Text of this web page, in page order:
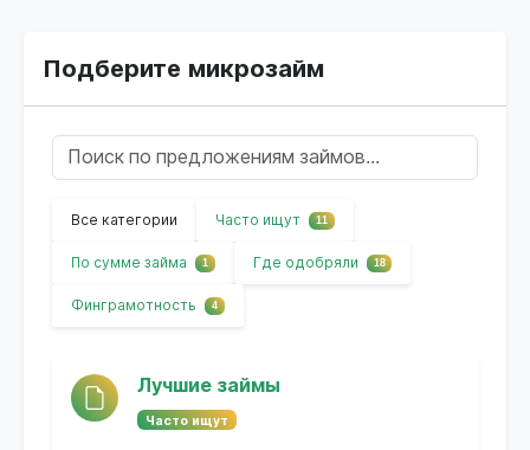
Подберите микрозайм
Все категории Часто ищут 11
По сумме займа 1 Где одобряли 18
Финграмотность 4
Лучшие займы
Часто ищут